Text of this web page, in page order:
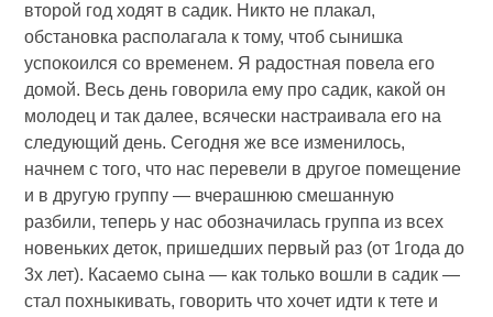
второй год ходят в садик. Никто не плакал,
обстановка располагала к тому, чтоб сынишка
успокоился со временем. Я радостная повела его
домой. Весь день говорила ему про садик, какой он
молодец и так далее, всячески настраивала его на
следующий день. Сегодня же все изменилось,
начнем с того, что нас перевели в другое помещение
и в другую группу — вчерашнюю смешанную
разбили, теперь у нас обозначилась группа из всех
новеньких деток, пришедших первый раз (от 1года до
3х лет). Касаемо сына — как только вошли в садик —
стал похныкивать, говорить что хочет идти к тете и